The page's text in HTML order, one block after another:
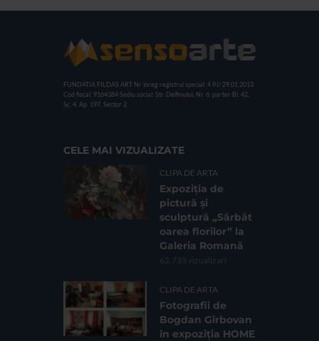
FUNDATIA FILDAS ART Nr inreg registrul special: 4 PJ/ 29.01.2013
Cod fiscal: 9164384 Sediu social: Str. Delfinului, Nr. 6, parter Bl. 42,
Sc. 4, Ap. 197, Sector 2
CELE MAI VIZUALIZATE
CLIPA DE ARTA
Expoziția de
pictură și
sculptură „Sărbăt
oarea florilor” la
Galeria Romană
62.733 vizualizari
CLIPA DE ARTA
Fotografii de
Bogdan Gîrbovan
în expoziția HOME